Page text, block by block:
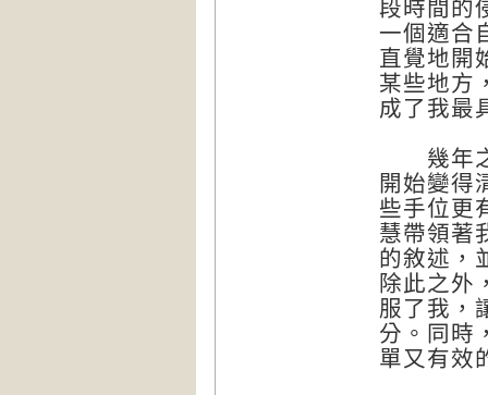
段時間的
一個適合
直覺地開
某些地方
成了我最
幾年之
開始變得
些手位更
慧帶領著
的敘述，
除此之外
服了我，
分。同時
單又有效